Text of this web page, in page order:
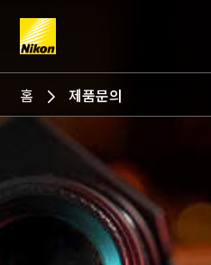
Search keyword(s)
홈 제품문의